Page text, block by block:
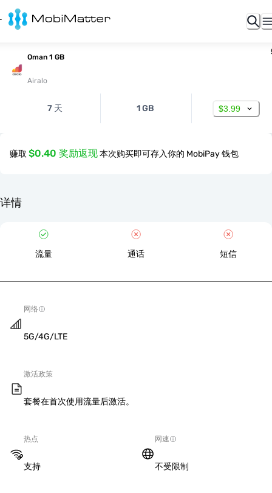
Oman 1 GB
Airalo
7 天 1 GB $3.99
赚取 $0.40 奖励返现本次购买即可存入你的 MobiPay 钱包
详情
流量 通话 短信
网络
5G/4G/LTE
激活政策
套餐在首次使用流量后激活。
热点
支持
网速
不受限制